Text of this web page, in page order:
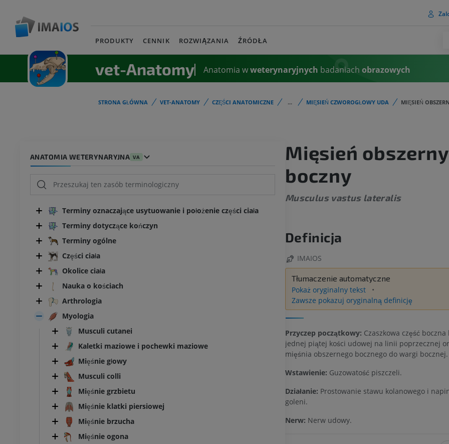
PRODUKTY CENNIK ROZWIĄZANIA ŹRÓDŁA
vet-Anatomy Anatomia wweterynaryjnych badaniach obrazowych
STRONA GŁÓWNA VET-ANATOMY CZĘŚCI ANATOMICZNE ... MIĘSIEŃ CZWOROGŁOWY UDA MIĘSIEŃ
ANATOMIA WETERYNARYJNA VA
Terminy oznaczające usytuowanie i położenie części ciała
Terminy dotyczące kończyn
Terminy ogólne
Części ciała
Okolice ciała
Nauka o kościach
Arthrologia
Myologia
Musculi cutanei
Kaletki maziowe i pochewki maziowe
Mięśnie głowy
Musculi colli
Mięśnie grzbietu
Mięśnie klatki piersiowej
Mięśnie brzucha
Mięśnie ogona
Mięsień obszerny
boczny
Musculus vastus lateralis
Definicja
IMAIOS
Tłumaczenie automatyczne
Pokaż oryginalny tekst
Zawsze pokazuj oryginalną definicję
Przyczep początkowy: Czaszkowa część
jednej piątej kości udowej na linii poprzecznej
mięśnia obszernego bocznego do wargi bocznej.
Wstawienie: Guzowatość piszczeli.
Działanie: Prostowanie stawu kolanowego i
goleni.
Nerw: Nerw udowy.